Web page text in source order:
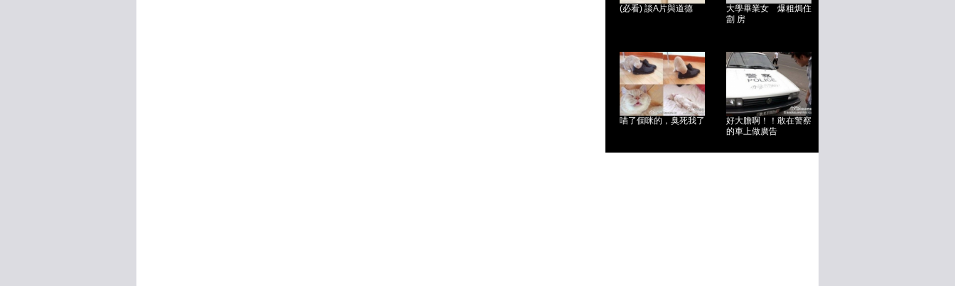
(必看) 談A片與道德
大學畢業女 爆粗焗住
劏 房
喵了個咪的，臭死我了
好大膽啊！！敢在警察
的車上做廣告